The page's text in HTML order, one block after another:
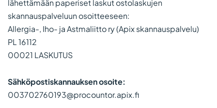
lähettämään paperiset laskut ostolaskujen
skannauspalveluun osoitteeseen:
Allergia-, Iho- ja Astmaliitto ry (Apix skannauspalvelu)
PL 16112
00021 LASKUTUS
Sähköpostiskannauksen osoite:
003702760193@procountor.apix.fi